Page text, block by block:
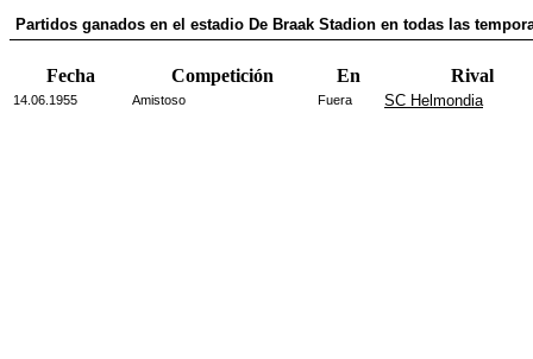
Partidos ganados en el estadio De Braak Stadion en todas las
Fecha Competición En Rival
14.06.1955 Amistoso Fuera SC Helmondia